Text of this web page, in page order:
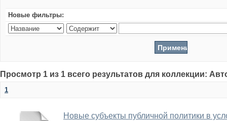
Новые фильтры:
Просмотр 1 из 1 всего результатов для коллекции:
1
Новые субъекты публичной политики в